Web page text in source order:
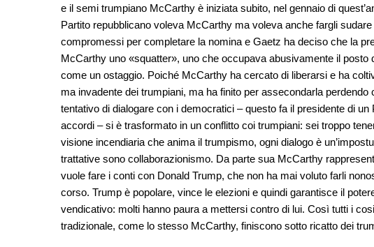
e il semi trumpiano McCarthy è iniziata subito, nel gennaio di
Partito repubblicano voleva McCarthy ma voleva anche fargli
compromessi per completare la nomina e Gaetz ha deciso che la
McCarthy uno «squatter», uno che occupava abusivamente il
come un ostaggio. Poiché McCarthy ha cercato di liberarsi e ha
ma invadente dei trumpiani, ma ha finito per assecondarla perdendo
tentativo di dialogare con i democratici – questo fa il presidente di
accordi – si è trasformato in un conflitto coi trumpiani: sei troppo
visione incendiaria che anima il trumpismo, ogni dialogo è
trattative sono collaborazionismo. Da parte sua McCarthy
vuole fare i conti con Donald Trump, che non ha mai voluto farli
corso. Trump è popolare, vince le elezioni e quindi garantisce il
vendicativo: molti hanno paura a mettersi contro di lui. Così tutti i
tradizionale, come lo stesso McCarthy, finiscono sotto ricatto dei